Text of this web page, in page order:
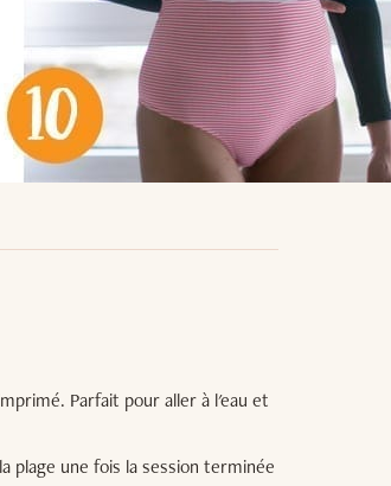
Parfait pour aller à l'eau et
plage une fois la session terminée